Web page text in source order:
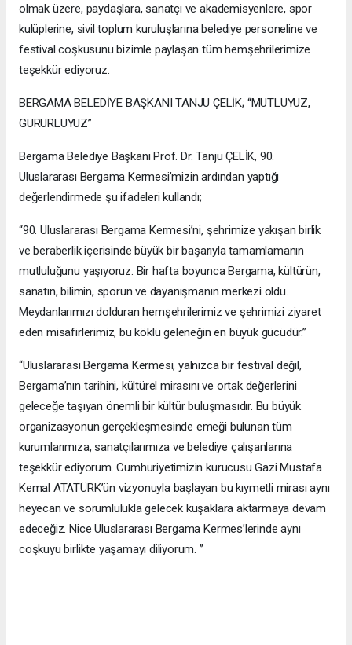
olmak üzere, paydaşlara, sanatçı ve akademisyenlere, spor
kulüplerine, sivil toplum kuruluşlarına belediye personeline ve
festival coşkusunu bizimle paylaşan tüm hemşehrilerimize
teşekkür ediyoruz.
BERGAMA BELEDİYE BAŞKANI TANJU ÇELİK; “MUTLUYUZ,
GURURLUYUZ”
Bergama Belediye Başkanı Prof. Dr. Tanju ÇELİK, 90.
Uluslararası Bergama Kermesi’mizin ardından yaptığı
değerlendirmede şu ifadeleri kullandı;
“90. Uluslararası Bergama Kermesi’ni, şehrimize yakışan birlik
ve beraberlik içerisinde büyük bir başarıyla tamamlamanın
mutluluğunu yaşıyoruz. Bir hafta boyunca Bergama, kültürün,
sanatın, bilimin, sporun ve dayanışmanın merkezi oldu.
Meydanlarımızı dolduran hemşehrilerimiz ve şehrimizi ziyaret
eden misafirlerimiz, bu köklü geleneğin en büyük gücüdür.”
“Uluslararası Bergama Kermesi, yalnızca bir festival değil,
Bergama’nın tarihini, kültürel mirasını ve ortak değerlerini
geleceğe taşıyan önemli bir kültür buluşmasıdır. Bu büyük
organizasyonun gerçekleşmesinde emeği bulunan tüm
kurumlarımıza, sanatçılarımıza ve belediye çalışanlarına
teşekkür ediyorum. Cumhuriyetimizin kurucusu Gazi Mustafa
Kemal ATATÜRK’ün vizyonuyla başlayan bu kıymetli mirası aynı
heyecan ve sorumlulukla gelecek kuşaklara aktarmaya devam
edeceğiz. Nice Uluslararası Bergama Kermes’lerinde aynı
coşkuyu birlikte yaşamayı diliyorum. ”